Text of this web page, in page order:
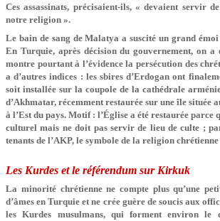
Ces assassinats, précisaient-ils, « devaient servir
notre religion ».
Le bain de sang de Malatya a suscité un grand
En Turquie, après décision du gouvernement, on a
montre pourtant à l’évidence la persécution des
a d’autres indices : les sbires d’Erdogan ont
soit installée sur la coupole de la cathédrale
d’Akhmatar, récemment restaurée sur une île située
à l’Est du pays. Motif : l’Église a été restaurée parce
culturel mais ne doit pas servir de lieu de culte ;
tenants de l’AKP, le symbole de la religion
Les Kurdes et le référendum sur Kirkuk
La minorité chrétienne ne compte plus qu’une
d’âmes en Turquie et ne crée guère de soucis aux
les Kurdes musulmans, qui forment environ le